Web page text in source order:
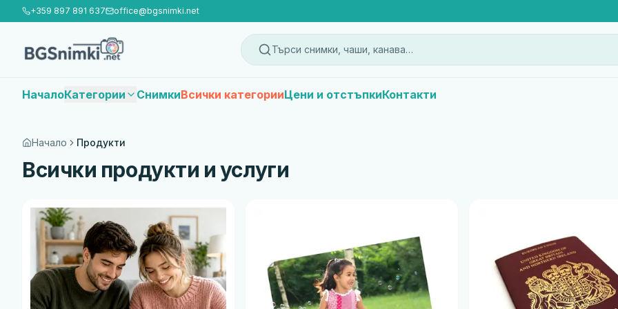
+359 897 891 637 office@bgsnimki.net
Търси снимки, чаши, канава…
НачалоКатегории СнимкиВсички категорииЦени и отстъпкиКонтакти
Начало Продукти
Всички продукти и услуги